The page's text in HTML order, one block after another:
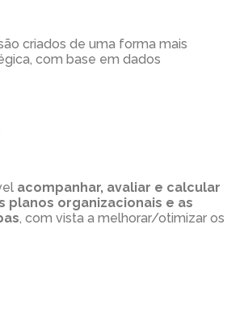
criados de uma forma mais
com base em dados
acompanhar, avaliar e calcular
planos organizacionais e as
, com vista a melhorar/otimizar os